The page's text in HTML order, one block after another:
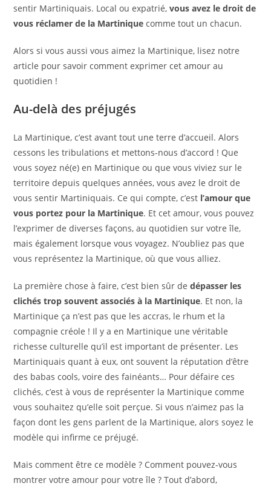
sentir Martiniquais. Local ou expatrié,vous avez le droit de
vous réclamer de la Martinique comme tout un chacun.
Alors si vous aussi vous aimez la Martinique, lisez notre
article pour savoir comment exprimer cet amour au
quotidien !
Au-delà des préjugés
La Martinique, c’est avant tout une terre d’accueil. Alors
cessons les tribulations et mettons-nous d’accord ! Que
vous soyez né(e) en Martinique ou que vous viviez sur le
territoire depuis quelques années, vous avez le droit de
vous sentir Martiniquais. Ce qui compte, c’est l’amour que
vous portez pour la Martinique. Et cet amour, vous pouvez
l’exprimer de diverses façons, au quotidien sur votre île,
mais également lorsque vous voyagez. N’oubliez pas que
vous représentez la Martinique, où que vous alliez.
La première chose à faire, c’est bien sûr dedépasser les
clichés trop souvent associés à la Martinique. Et non, la
Martinique ça n’est pas que les accras, le rhum et la
compagnie créole ! Il y a en Martinique une véritable
richesse culturelle qu’il est important de présenter. Les
Martiniquais quant à eux, ont souvent la réputation d’être
des babas cools, voire des fainéants… Pour défaire ces
clichés, c’est à vous de représenter la Martinique comme
vous souhaitez qu’elle soit perçue. Si vous n’aimez pas la
façon dont les gens parlent de la Martinique, alors soyez le
modèle qui infirme ce préjugé.
Mais comment être ce modèle ? Comment pouvez-vous
montrer votre amour pour votre île ? Tout d’abord,